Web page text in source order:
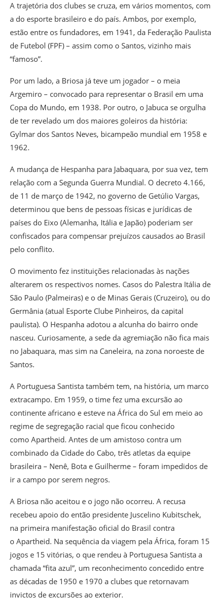
A trajetória dos clubes se cruza, em vários momentos, com
a do esporte brasileiro e do país. Ambos, por exemplo,
estão entre os fundadores, em 1941, da Federação Paulista
de Futebol (FPF) – assim como o Santos, vizinho mais
“famoso”.
Por um lado, a Briosa já teve um jogador – o meia
Argemiro – convocado para representar o Brasil em uma
Copa do Mundo, em 1938. Por outro, o Jabuca se orgulha
de ter revelado um dos maiores goleiros da história:
Gylmar dos Santos Neves, bicampeão mundial em 1958 e
1962.
A mudança de Hespanha para Jabaquara, por sua vez, tem
relação com a Segunda Guerra Mundial. O decreto 4.166,
de 11 de março de 1942, no governo de Getúlio Vargas,
determinou que bens de pessoas físicas e jurídicas de
países do Eixo (Alemanha, Itália e Japão) poderiam ser
confiscados para compensar prejuízos causados ao Brasil
pelo conflito.
O movimento fez instituições relacionadas às nações
alterarem os respectivos nomes. Casos do Palestra Itália de
São Paulo (Palmeiras) e o de Minas Gerais (Cruzeiro), ou do
Germânia (atual Esporte Clube Pinheiros, da capital
paulista). O Hespanha adotou a alcunha do bairro onde
nasceu. Curiosamente, a sede da agremiação não fica mais
no Jabaquara, mas sim na Caneleira, na zona noroeste de
Santos.
A Portuguesa Santista também tem, na história, um marco
extracampo. Em 1959, o time fez uma excursão ao
continente africano e esteve na África do Sul em meio ao
regime de segregação racial que ficou conhecido
como Apartheid. Antes de um amistoso contra um
combinado da Cidade do Cabo, três atletas da equipe
brasileira – Nenê, Bota e Guilherme – foram impedidos de
ir a campo por serem negros.
A Briosa não aceitou e o jogo não ocorreu. A recusa
recebeu apoio do então presidente Juscelino Kubitschek,
na primeira manifestação oficial do Brasil contra
o Apartheid. Na sequência da viagem pela África, foram 15
jogos e 15 vitórias, o que rendeu à Portuguesa Santista a
chamada “fita azul”, um reconhecimento concedido entre
as décadas de 1950 e 1970 a clubes que retornavam
invictos de excursões ao exterior.